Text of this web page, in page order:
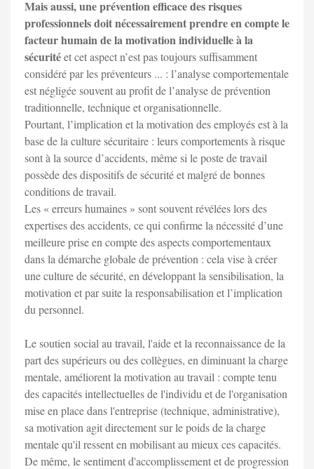
Mais aussi, une prévention efficace des risques
professionnels doit nécessairement prendre en compte le
facteur humain de la motivation individuelle à la
sécuritéet cet aspect n’est pas toujours suffisamment
considéré par les préventeurs ... : l’analyse comportementale
est négligée souvent au profit de l’analyse de prévention
traditionnelle, technique et organisationnelle.
Pourtant, l’implication et la motivation des employés est à la
base de la culture sécuritaire : leurs comportements à risque
sont à la source d’accidents, même si le poste de travail
possède des dispositifs de sécurité et malgré de bonnes
conditions de travail.
Les « erreurs humaines » sont souvent révélées lors des
expertises des accidents, ce qui confirme la nécessité d’une
meilleure prise en compte des aspects comportementaux
dans la démarche globale de prévention : cela vise à créer
une culture de sécurité, en développant la sensibilisation, la
motivation et par suite la responsabilisation et l’implication
du personnel.
Le soutien social au travail, l'aide et la reconnaissance de la
part des supérieurs ou des collègues, en diminuant la charge
mentale, améliorent la motivation au travail : compte tenu
des capacités intellectuelles de l'individu et de l'organisation
mise en place dans l'entreprise (technique, administrative),
sa motivation agit directement sur le poids de la charge
mentale qu'il ressent en mobilisant au mieux ces capacités.
De même, le sentiment d'accomplissement et de progression